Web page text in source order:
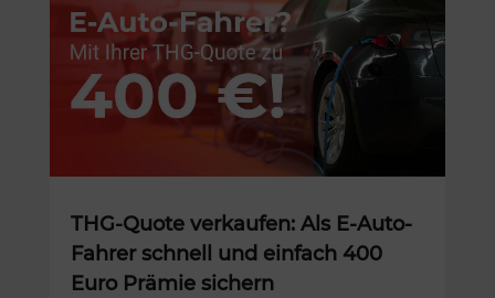
THG-Quote verkaufen: Als E-Auto-
Fahrer schnell und einfach 400
Euro Prämie sichern